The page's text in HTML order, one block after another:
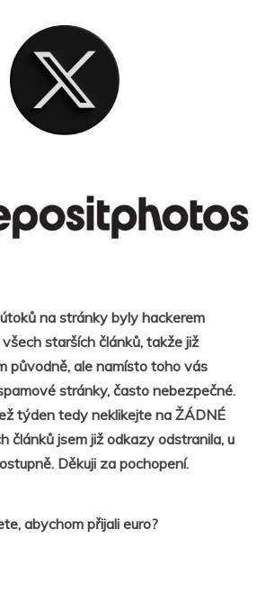
na stránky byly hackerem
starších článků, takže již
původně, ale namísto toho vás
stránky, často nebezpečné.
týden tedy neklikejte na ŽÁDNÉ
článků jsem již odkazy odstranila, u
Děkuji za pochopení.
abychom přijali euro?